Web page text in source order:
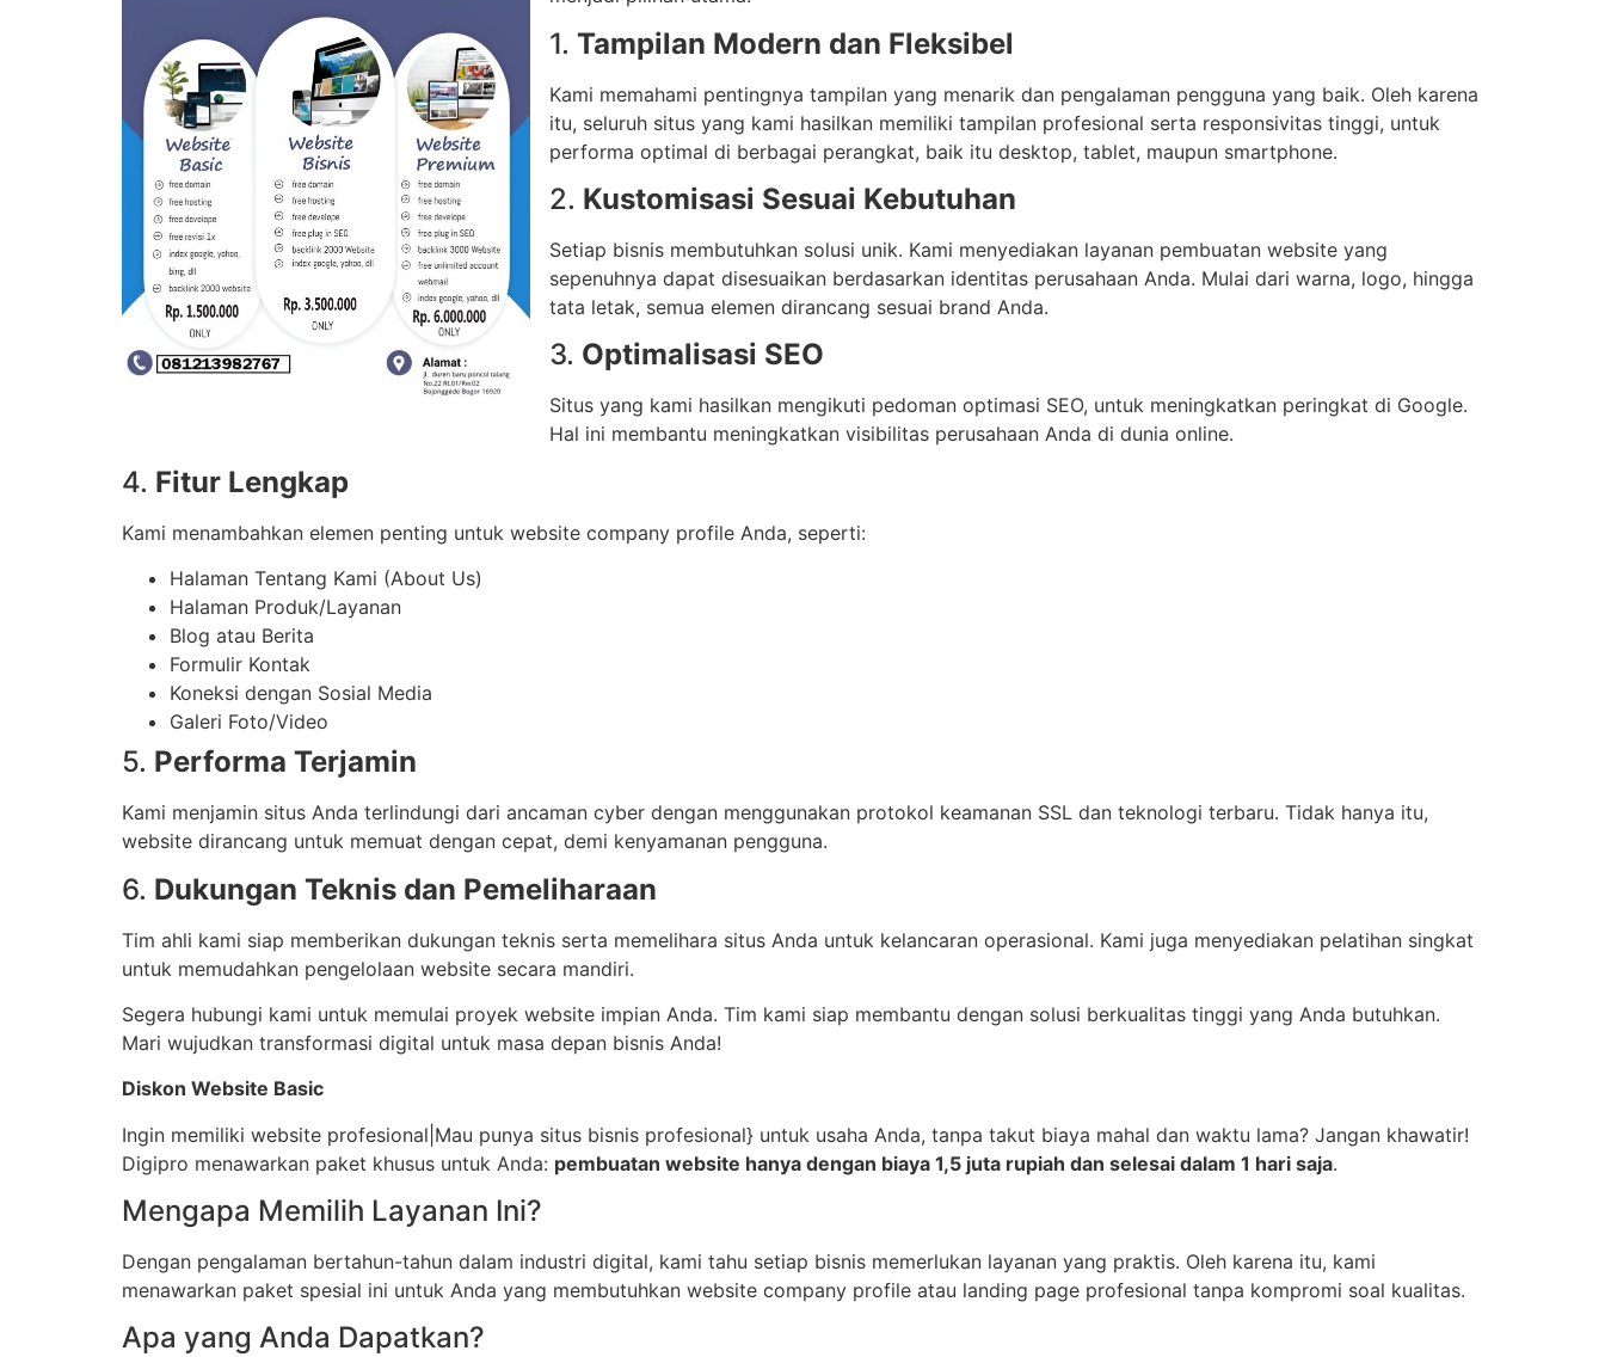
1. Tampilan Modern dan Fleksibel
Kami memahami pentingnya tampilan yang menarik dan pengalaman pengguna yang baik. Oleh karena
itu, seluruh situs yang kami hasilkan memiliki tampilan profesional serta responsivitas tinggi, untuk
performa optimal di berbagai perangkat, baik itu desktop, tablet, maupun smartphone.
2. Kustomisasi Sesuai Kebutuhan
Setiap bisnis membutuhkan solusi unik. Kami menyediakan layanan pembuatan website yang
sepenuhnya dapat disesuaikan berdasarkan identitas perusahaan Anda. Mulai dari warna, logo, hingga
tata letak, semua elemen dirancang sesuai brand Anda.
3. Optimalisasi SEO
Situs yang kami hasilkan mengikuti pedoman optimasi SEO, untuk meningkatkan peringkat di Google.
Hal ini membantu meningkatkan visibilitas perusahaan Anda di dunia online.
4. Fitur Lengkap
Kami menambahkan elemen penting untuk website company profile Anda, seperti:
Halaman Tentang Kami (About Us)
Halaman Produk/Layanan
Blog atau Berita
Formulir Kontak
Koneksi dengan Sosial Media
Galeri Foto/Video
5. Performa Terjamin
Kami menjamin situs Anda terlindungi dari ancaman cyber dengan menggunakan protokol keamanan SSL dan teknologi terbaru. Tidak hanya itu,
website dirancang untuk memuat dengan cepat, demi kenyamanan pengguna.
6. Dukungan Teknis dan Pemeliharaan
Tim ahli kami siap memberikan dukungan teknis serta memelihara situs Anda untuk kelancaran operasional. Kami juga menyediakan pelatihan singkat
untuk memudahkan pengelolaan website secara mandiri.
Segera hubungi kami untuk memulai proyek website impian Anda. Tim kami siap membantu dengan solusi berkualitas tinggi yang Anda butuhkan.
Mari wujudkan transformasi digital untuk masa depan bisnis Anda!
Diskon Website Basic
Ingin memiliki website profesional|Mau punya situs bisnis profesional} untuk usaha Anda, tanpa takut biaya mahal dan waktu lama? Jangan khawatir!
Digipro menawarkan paket khusus untuk Anda: pembuatan website hanya dengan biaya 1,5 juta rupiah dan selesai dalam 1 hari saja.
Mengapa Memilih Layanan Ini?
Dengan pengalaman bertahun-tahun dalam industri digital, kami tahu setiap bisnis memerlukan layanan yang praktis. Oleh karena itu, kami
menawarkan paket spesial ini untuk Anda yang membutuhkan website company profile atau landing page profesional tanpa kompromi soal kualitas.
Apa yang Anda Dapatkan?